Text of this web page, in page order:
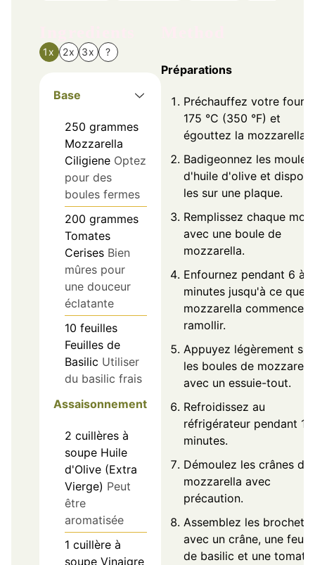
1x 2x 3x ?
Base
250 grammes
Mozzarella
Ciligiene Optez
pour des
boules fermes
200 grammes
Tomates
Cerises Bien
mûres pour
une douceur
éclatante
10 feuilles
Feuilles de
Basilic Utiliser
du basilic frais
Assaisonnement
2 cuillères à
soupe Huile
d'Olive (Extra
Vierge) Peut
être
aromatisée
1 cuillère à
soupe Vinaigre
Préparations
Préchauffez votre four à
175 °C (350 °F) et
égouttez la mozzarella.
Badigeonnez les moules
d'huile d'olive et
les sur une plaque.
Remplissez chaque
avec une boule de
mozzarella.
Enfournez pendant 6 à 8
minutes jusqu'à ce que
mozzarella commence à
ramollir.
Appuyez légèrement sur
les boules de mozzarella
avec un essuie-tout.
Refroidissez au
réfrigérateur pendant 10
minutes.
Démoulez les crânes de
mozzarella avec
précaution.
Assemblez les
avec un crâne, une
de basilic et une tomate